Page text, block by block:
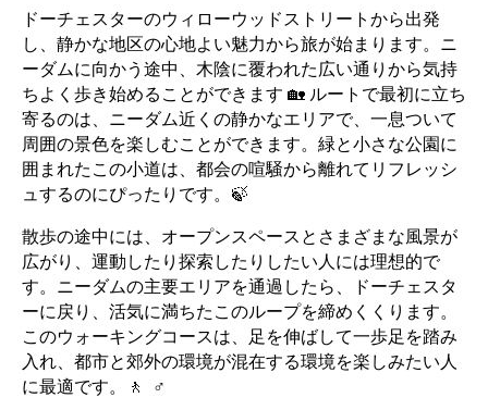
ドーチェスターのウィローウッドストリートから出発
し、静かな地区の心地よい魅力から旅が始まります。ニ
ーダムに向かう途中、木陰に覆われた広い通りから気持
ちよく歩き始めることができます 🏡 ルートで最初に立ち
寄るのは、ニーダム近くの静かなエリアで、一息ついて
周囲の景色を楽しむことができます。緑と小さな公園に
囲まれたこの小道は、都会の喧騒から離れてリフレッシ
ュするのにぴったりです。🍃
散歩の途中には、オープンスペースとさまざまな風景が
広がり、運動したり探索したりしたい人には理想的で
す。ニーダムの主要エリアを通過したら、ドーチェスタ
ーに戻り、活気に満ちたこのループを締めくくります。
このウォーキングコースは、足を伸ばして一歩足を踏み
入れ、都市と郊外の環境が混在する環境を楽しみたい人
に最適です。🚶 ‍ ♂️